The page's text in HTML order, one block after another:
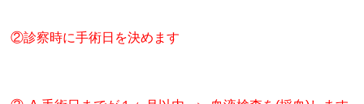
②診察時に手術日を決めます